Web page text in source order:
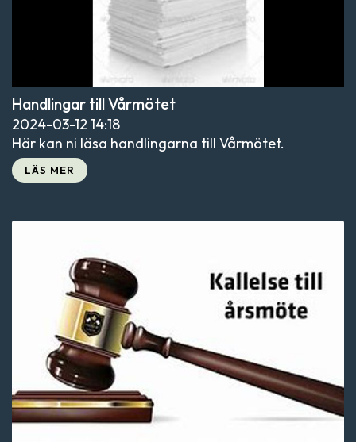
Handlingar till Vårmötet
2024-03-12 14:18
Här kan ni läsa handlingarna till Vårmötet.
LÄS MER